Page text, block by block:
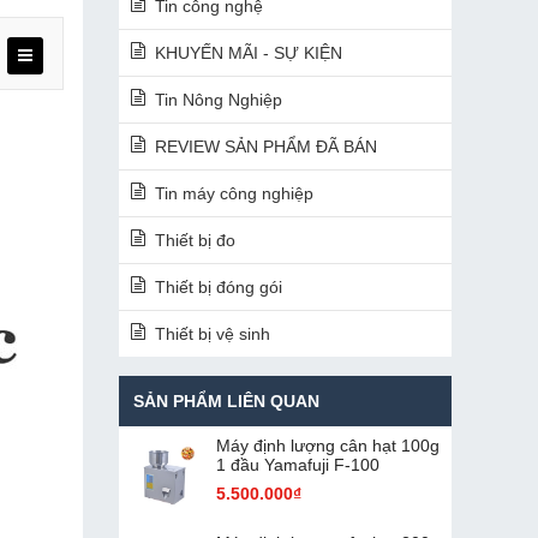
Tin công nghệ
KHUYẾN MÃI - SỰ KIỆN
Tin Nông Nghiệp
REVIEW SẢN PHẨM ĐÃ BÁN
Tin máy công nghiệp
Thiết bị đo
Thiết bị đóng gói
Thiết bị vệ sinh
SẢN PHẨM LIÊN QUAN
Máy định lượng cân hạt 100g
1 đầu Yamafuji F-100
5.500.000₫